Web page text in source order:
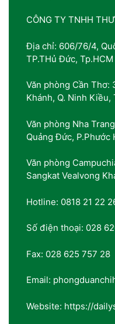
CÔNG TY TNHH
Địa chỉ: 606/76/4,
TP.THủ Đức, Tp.HCM
Văn phòng Cần Thơ:
Khánh, Q. Ninh Kiều,
Văn phòng Nha
Quảng Đức, P.Phước
Văn phòng
Sangkat Vealvong
Hotline: 0818 21 22
Số điện thoại: 028
Fax: 028 625 757 28
Email:
Website: https://